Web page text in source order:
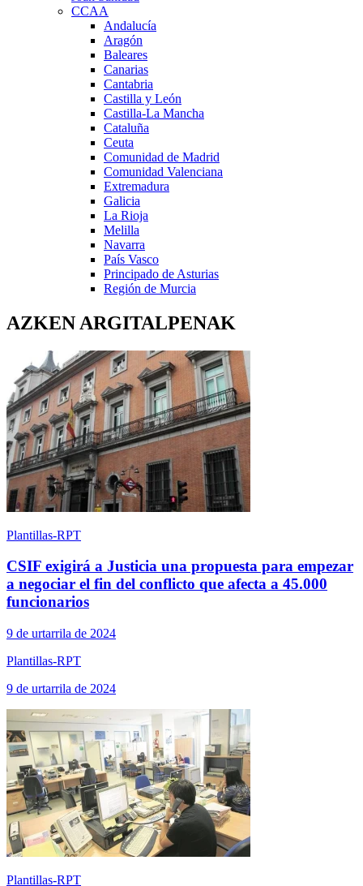
CCAA
Andalucía
Aragón
Baleares
Canarias
Cantabria
Castilla y León
Castilla-La Mancha
Cataluña
Ceuta
Comunidad de Madrid
Comunidad Valenciana
Extremadura
Galicia
La Rioja
Melilla
Navarra
País Vasco
Principado de Asturias
Región de Murcia
AZKEN ARGITALPENAK
Plantillas-RPT
CSIF exigirá a Justicia una propuesta para empezar
a negociar el fin del conflicto que afecta a 45.000
funcionarios
9 de urtarrila de 2024
Plantillas-RPT
9 de urtarrila de 2024
Plantillas-RPT